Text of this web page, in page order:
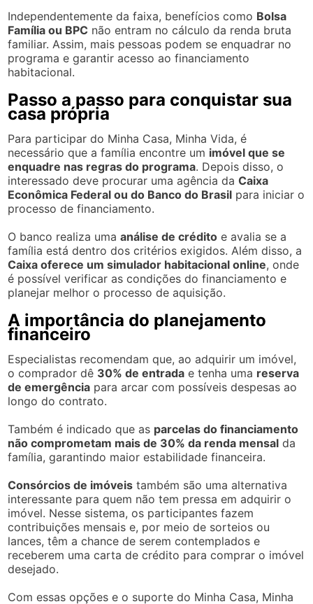
Independentemente da faixa, benefícios como Bolsa
Família ou BPC não entram no cálculo da renda bruta
familiar. Assim, mais pessoas podem se enquadrar no
programa e garantir acesso ao financiamento
habitacional.
Passo a passo para conquistar sua
casa própria
Para participar do Minha Casa, Minha Vida, é
necessário que a família encontre um imóvel que se
enquadre nas regras do programa. Depois disso, o
interessado deve procurar uma agência daCaixa
Econômica Federal ou do Banco do Brasil para iniciar o
processo de financiamento.
O banco realiza umaanálise de crédito e avalia se a
família está dentro dos critérios exigidos. Além disso, a
Caixa oferece um simulador habitacional online, onde
é possível verificar as condições do financiamento e
planejar melhor o processo de aquisição.
A importância do planejamento
financeiro
Especialistas recomendam que, ao adquirir um imóvel,
o comprador dê 30% de entrada e tenha uma reserva
de emergência para arcar com possíveis despesas ao
longo do contrato.
Também é indicado que as parcelas do financiamento
não comprometam mais de 30% da renda mensal da
família, garantindo maior estabilidade financeira.
Consórcios de imóveis também são uma alternativa
interessante para quem não tem pressa em adquirir o
imóvel. Nesse sistema, os participantes fazem
contribuições mensais e, por meio de sorteios ou
lances, têm a chance de serem contemplados e
receberem uma carta de crédito para comprar o imóvel
desejado.
Com essas opções e o suporte do Minha Casa, Minha